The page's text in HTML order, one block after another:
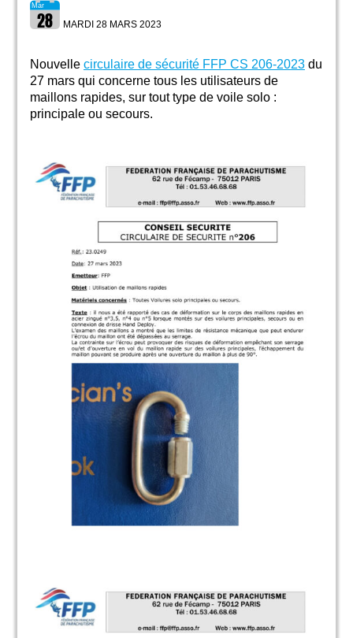
MARDI 28 MARS 2023
Nouvelle circulaire de sécurité FFP CS 206-2023 du
27 mars qui concerne tous les utilisateurs de
maillons rapides, sur tout type de voile solo :
principale ou secours.